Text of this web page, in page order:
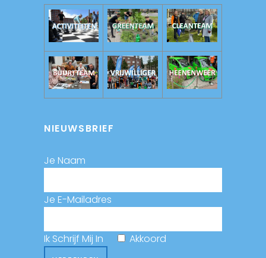
NIEUWSBRIEF
Je Naam
Je E-Mailadres
Ik Schrijf Mij In Akkoord